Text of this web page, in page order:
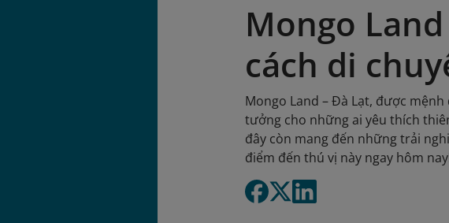
Mongo
cách di
Mongo Land – Đà Lạt, được
tưởng cho những ai yêu thích
đây còn mang đến những trải
điểm đến thú vị này ngay hôm